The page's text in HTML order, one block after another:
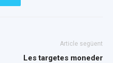
Article següent
Les targetes moneder